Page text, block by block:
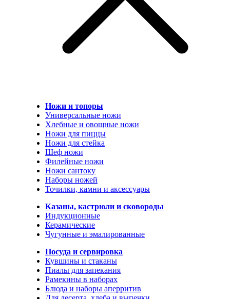
Ножи и топоры
Универсальные ножи
Хлебные и овощные ножи
Ножи для пиццы
Ножи для стейка
Шеф ножи
Филейные ножи
Ножи сантоку
Наборы ножей
Точилки, камни и аксессуары
Казаны, кастрюли и сковороды
Индукционные
Керамические
Чугунные и эмалированные
Посуда и сервировка
Кувшины и стаканы
Пиалы для запекания
Рамекины в наборах
Блюда и наборы аперритив